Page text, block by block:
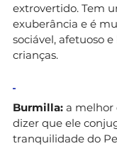
extrovertido. Tem
exuberância e é
sociável, afetuoso
crianças.
Burmilla: a melhor
dizer que ele
tranquilidade do